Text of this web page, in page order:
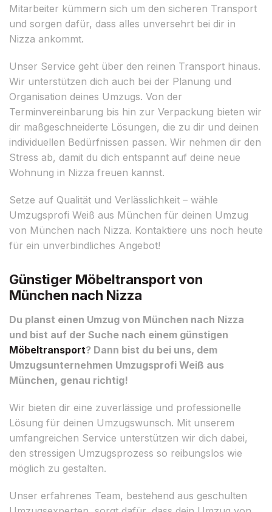
Mitarbeiter kümmern sich um den sicheren Transport
und sorgen dafür, dass alles unversehrt bei dir in
Nizza ankommt.
Unser Service geht über den reinen Transport hinaus.
Wir unterstützen dich auch bei der Planung und
Organisation deines Umzugs. Von der
Terminvereinbarung bis hin zur Verpackung bieten wir
dir maßgeschneiderte Lösungen, die zu dir und deinen
individuellen Bedürfnissen passen. Wir nehmen dir den
Stress ab, damit du dich entspannt auf deine neue
Wohnung in Nizza freuen kannst.
Setze auf Qualität und Verlässlichkeit – wähle
Umzugsprofi Weiß aus München für deinen Umzug
von München nach Nizza. Kontaktiere uns noch heute
für ein unverbindliches Angebot!
Günstiger Möbeltransport von
München nach Nizza
Du planst einen Umzug von München nach Nizza
und bist auf der Suche nach einem günstigen
Möbeltransport? Dann bist du bei uns, dem
Umzugsunternehmen Umzugsprofi Weiß aus
München, genau richtig!
Wir bieten dir eine zuverlässige und professionelle
Lösung für deinen Umzugswunsch. Mit unserem
umfangreichen Service unterstützen wir dich dabei,
den stressigen Umzugsprozess so reibungslos wie
möglich zu gestalten.
Unser erfahrenes Team, bestehend aus geschulten